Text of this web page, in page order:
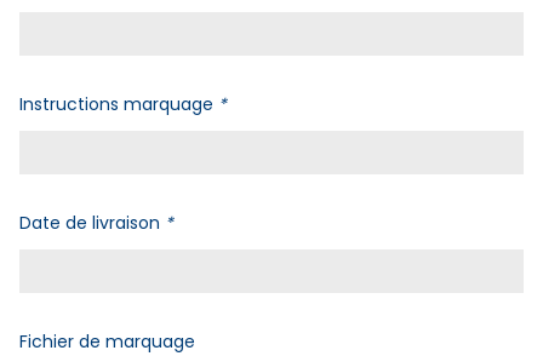
Instructions marquage *
Date de livraison *
Fichier de marquage